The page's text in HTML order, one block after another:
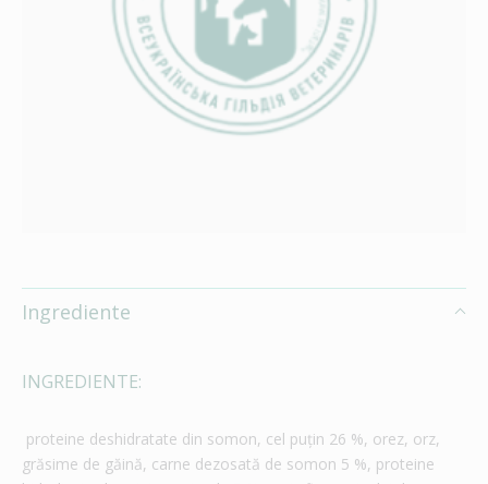
Ingrediente
INGREDIENTE:
proteine deshidratate din somon, cel puțin 26 %, orez, orz,
grăsime de găină, carne dezosată de somon 5 %, proteine